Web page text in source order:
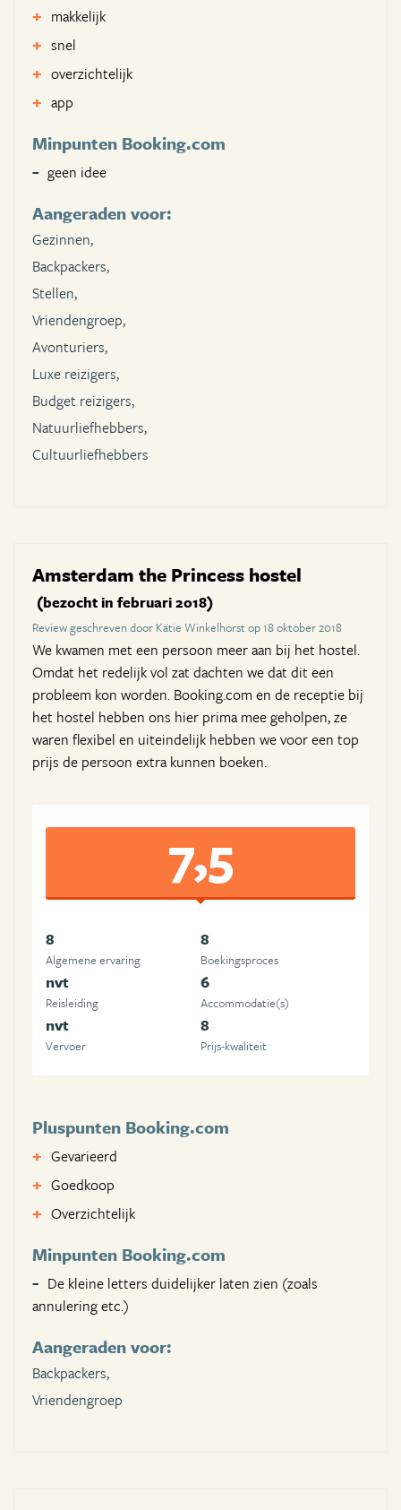
makkelijk
snel
overzichtelijk
app
Minpunten Booking.com
geen idee
Aangeraden voor:
Gezinnen,
Backpackers,
Stellen,
Vriendengroep,
Avonturiers,
Luxe reizigers,
Budget reizigers,
Natuurliefhebbers,
Cultuurliefhebbers
Amsterdam the Princess hostel
(bezocht in februari 2018)
Review geschreven door Katie Winkelhorst op 18 oktober 2018
We kwamen met een persoon meer aan bij het hostel.
Omdat het redelijk vol zat dachten we dat dit een
probleem kon worden. Booking.com en de receptie bij
het hostel hebben ons hier prima mee geholpen, ze
waren flexibel en uiteindelijk hebben we voor een top
prijs de persoon extra kunnen boeken.
7,5
8
Algemene ervaring
8
Boekingsproces
nvt
Reisleiding
6
Accommodatie(s)
nvt
Vervoer
8
Prijs-kwaliteit
Pluspunten Booking.com
Gevarieerd
Goedkoop
Overzichtelijk
Minpunten Booking.com
De kleine letters duidelijker laten zien (zoals
annulering etc.)
Aangeraden voor:
Backpackers,
Vriendengroep